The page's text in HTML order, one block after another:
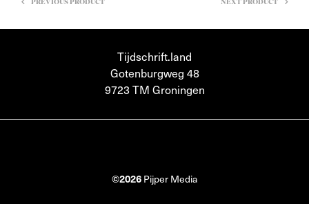
PREVIOUS PRODUCT NEXT PRODUCT
Tijdschrift.land
Gotenburgweg 48
9723 TM Groningen
©2026 Pijper Media